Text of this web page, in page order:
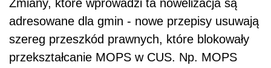
Zmiany, które wprowadzi ta nowelizacja są
adresowane dla gmin - nowe przepisy usuwają
szereg przeszkód prawnych, które blokowały
przekształcanie MOPS w CUS. Np. MOPS